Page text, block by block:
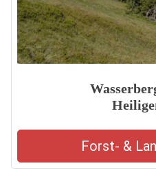
Forst- &